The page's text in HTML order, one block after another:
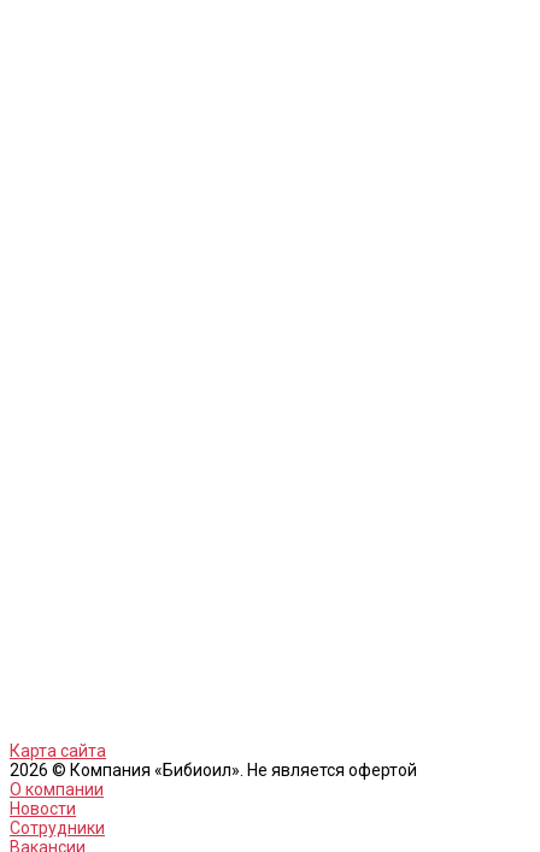
Карта сайта
2026 © Компания «Бибиоил». Не является офертой
О компании
Новости
Сотрудники
Вакансии